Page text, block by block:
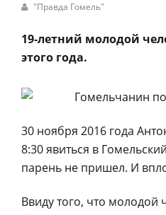
"Правда Гомель"
19-летний молодой
этого года.
30 ноября 2016 года
8:30 явиться в
парень не пришел. И
Ввиду того, что